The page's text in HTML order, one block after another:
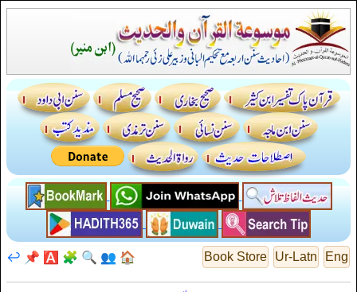
Eng
Ur-Latn
Book Store
🏠
👥
🔍
🧩
🅰️
📌
↩️